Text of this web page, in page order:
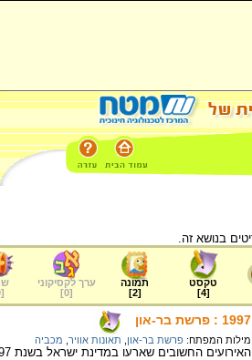
טקסט
[
4
]
תמונה
[
2
]
ערך לקסיקוני
[
0
]
[
1997 : פרשת בר-און
מילות המפתח: פרשת בר-און תאונות אוויר מכביה
האירועים החשובים שארעו במדינת ישראל בשנת 1997: פרשת בר-און וכתב האישום נגד דרעי, אסון המסוקים בשאר-יישוב, והתמוטטות הגשר בטקס פתיחת המכביה ה-15.